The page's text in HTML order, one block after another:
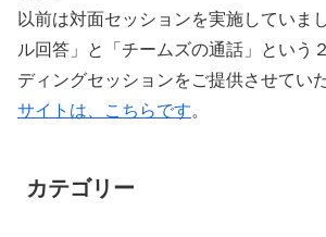
以前は対面セッションを実施していま
ル回答」と「チームズの通話」という
ディングセッションをご提供させてい
サイトは、こちらです。
カテゴリー